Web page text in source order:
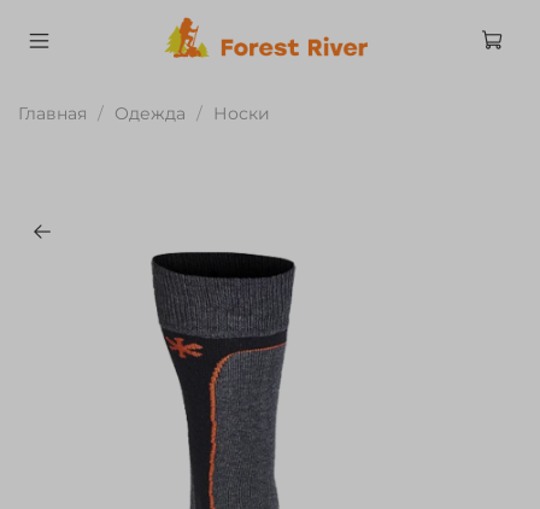
Главная Одежда Носки